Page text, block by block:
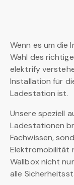
Wenn es um die
Wahl des
elektrify
Installation für
Ladestation ist.
Unsere speziell
Ladestationen
Fachwissen,
Elektromobilität
Wallbox nicht
alle